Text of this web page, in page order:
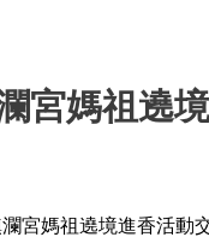
宮媽祖遶
宮媽祖遶境進香活動